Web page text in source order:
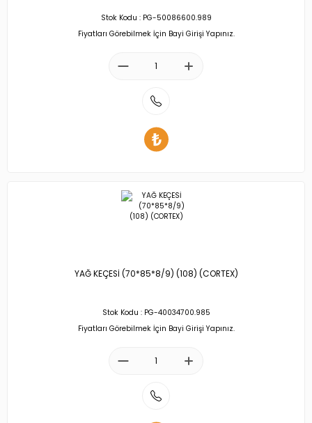
Stok Kodu : PG-50086600.989
Fiyatları Görebilmek İçin Bayi Girişi Yapınız.
YAĞ KEÇESİ (70*85*8/9) (108) (CORTEX)
Stok Kodu : PG-40034700.985
Fiyatları Görebilmek İçin Bayi Girişi Yapınız.